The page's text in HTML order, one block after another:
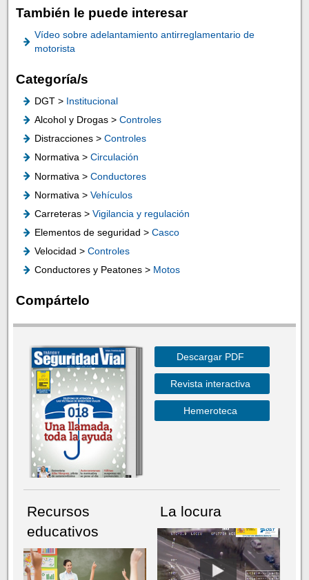
También le puede interesar
Vídeo sobre adelantamiento antirreglamentario de
motorista
Categoría/s
DGT > Institucional
Alcohol y Drogas > Controles
Distracciones > Controles
Normativa > Circulación
Normativa > Conductores
Normativa > Vehículos
Carreteras > Vigilancia y regulación
Elementos de seguridad > Casco
Velocidad > Controles
Conductores y Peatones > Motos
Compártelo
Descargar PDF
Revista interactiva
Hemeroteca
Recursos
educativos
La locura